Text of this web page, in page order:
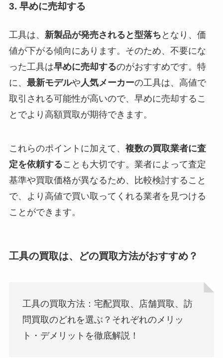
3. 早めに売却する
工具は、 新製品が発売されると型落ち となり、価
値が下がる傾向にあります。そのため、不要にな
った工具は早めに売却するのがおすすめです。特
に、 最新モデルや人気メーカーの工具は、高値で
取引される可能性が高いので、早めに売却するこ
とでより高額買取が期待できます。
これらのポイントに加えて、 複数の買取業者に査
定を依頼することも大切です。業者によって査定
基準や買取価格が異なるため、比較検討すること
で、より高値で買い取ってくれる業者を見つける
ことができます。
工具の買取は、どの買取方法がおすすめ？
工具の買取方法：宅配買取、店舗買取、訪
問買取のどれを選ぶ？それぞれのメリッ
ト・デメリットを徹底解説！